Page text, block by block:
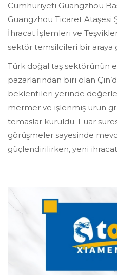
Cumhuriyeti Guangzhou
Guangzhou Ticaret Ataşesi
İhracat İşlemleri ve
sektör temsilcileri bir araya
Türk doğal taş sektörünün
pazarlarından biri olan
beklentileri yerinde
mermer ve işlenmiş ürün
temaslar kuruldu. Fuar
görüşmeler sayesinde
güçlendirilirken, yeni